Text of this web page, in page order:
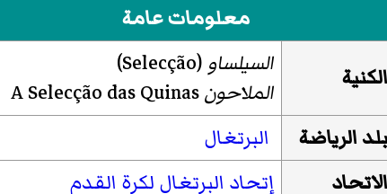
معلومات عامة
الكنية
السيلساو (Selecção)
الملاحون
بلد الرياضة
البرتغال
الاتحاد
إتحاد البرتغال لكرة القدم